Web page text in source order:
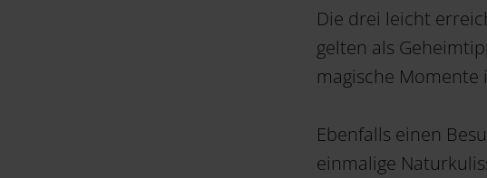
Die drei leicht
gelten als
magische Momente
Ebenfalls einen
einmalige